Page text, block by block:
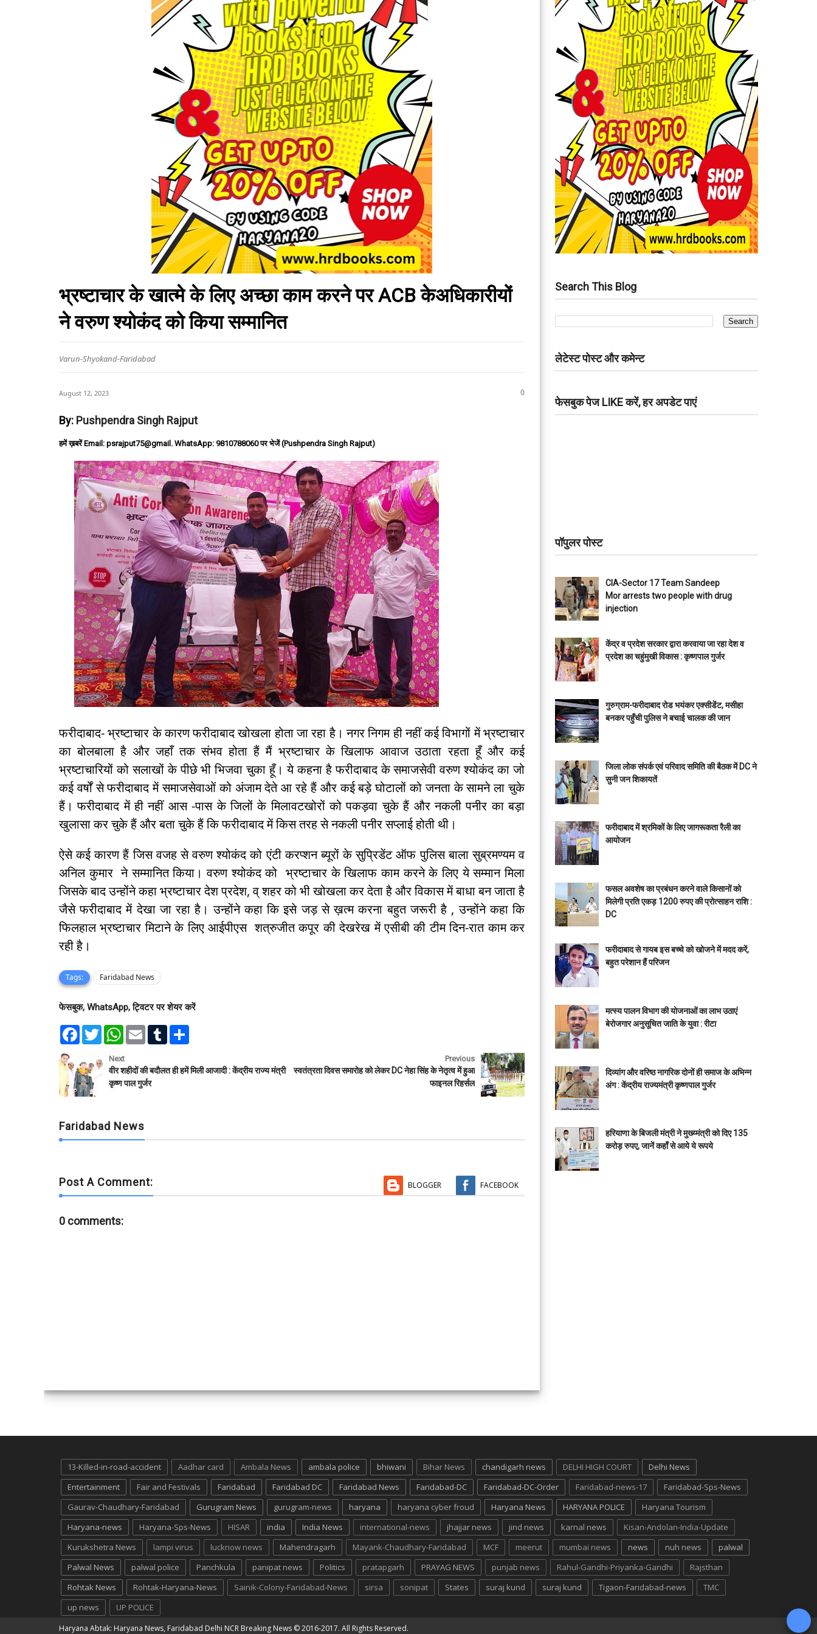
भ्रष्टाचार के खात्मे के लिए अच्छा काम करने पर ACB केअधिकारीयों
ने वरुण श्योकंद को किया सम्मानित
Varun-Shyokand-Faridabad
August 12, 2023 0
By: Pushpendra Singh Rajput
हमें ख़बरें Email: psrajput75@gmail. WhatsApp: 9810788060 पर भेजें (Pushpendra Singh Rajput)
फरीदाबाद- भ्रष्टाचार के कारण फरीदाबाद खोखला होता जा रहा है। नगर निगम ही नहीं कई विभागों में भ्रष्टाचार
का बोलबाला है और जहाँ तक संभव होता हैं मैं भ्रष्टाचार के खिलाफ आवाज उठाता रहता हूँ और कई
भ्रष्टाचारियों को सलाखों के पीछे भी भिजवा चुका हूँ। ये कहना है फरीदाबाद के समाजसेवी वरुण श्योकंद का जो
कई वर्षों से फरीदाबाद में समाजसेवाओं को अंजाम देते आ रहे हैं और कई बड़े घोटालों को जनता के सामने ला चुके
हैं। फरीदाबाद में ही नहीं आस -पास के जिलों के मिलावटखोरों को पकड़वा चुके हैं और नकली पनीर का बड़ा
खुलासा कर चुके हैं और बता चुके हैं कि फरीदाबाद में किस तरह से नकली पनीर सप्लाई होती थी।
ऐसे कई कारण हैं जिस वजह से वरुण श्योकंद को एंटी करप्शन ब्यूरों के सुप्रिडेंट ऑफ पुलिस बाला सुब्रमण्यम व
अनिल कुमार ने सम्मानित किया। वरुण श्योकंद को भ्रष्टाचार के खिलाफ काम करने के लिए ये सम्मान मिला
जिसके बाद उन्होंने कहा भ्रष्टाचार देश प्रदेश, व् शहर को भी खोखला कर देता है और विकास में बाधा बन जाता है
जैसे फरीदाबाद में देखा जा रहा है। उन्होंने कहा कि इसे जड़ से ख़त्म करना बहुत जरूरी है , उन्होंने कहा कि
फिलहाल भ्रष्टाचार मिटाने के लिए आईपीएस शत्रुजीत कपूर की देखरेख में एसीबी की टीम दिन-रात काम कर
रही है।
Tags: Faridabad News
फेसबुक, WhatsApp, ट्विटर पर शेयर करें
F
e
b
o
o
k
T
w
t
t
e
W
t
s
A
p
E
l
T
l
e
Next
वीर शहीदों की बदौलत ही हमें मिली आजादी : केंद्रीय राज्य मंत्री
कृष्ण पाल गुर्जर
Previous
स्वतंत्रता दिवस समारोह को लेकर DC नेहा सिंह के नेतृत्व में हुआ
फाइनल रिहर्सल
Faridabad News
Post A Comment: BLOGGER FACEBOOK
0 comments:
Search This Blog
लेटेस्ट पोस्ट और कमेन्ट
फेसबुक पेज LIKE करें, हर अपडेट पाएं
पॉपुलर पोस्ट
CIA-Sector 17 Team Sandeep
Mor arrests two people with drug
injection
केंद्र व प्रदेश सरकार द्वारा करवाया जा रहा देश व
प्रदेश का चहुंमुखी विकास : कृष्णपाल गुर्जर
गुरुग्राम-फरीदाबाद रोड भयंकर एक्सीडेंट, मसीहा
बनकर पहुँची पुलिस ने बचाई चालक की जान
जिला लोक संपर्क एवं परिवाद समिति की बैठक में DC ने
सुनी जन शिकायतें
फरीदाबाद में श्रमिकों के लिए जागरूकता रैली का
आयोजन
फसल अवशेष का प्रबंधन करने वाले किसानों को
मिलेगी प्रति एकड़ 1200 रुपए की प्रोत्साहन राशि :
DC
फरीदाबाद से गायब इस बच्चे को खोजने में मदद करें,
बहुत परेशान हैं परिजन
मत्स्य पालन विभाग की योजनाओं का लाभ उठाएं
बेरोजगार अनुसूचित जाति के युवा : रीटा
दिव्यांग और वरिष्ठ नागरिक दोनों ही समाज के अभिन्न
अंग : केंद्रीय राज्यमंत्री कृष्णपाल गुर्जर
हरियाणा के बिजली मंत्री ने मुख्य्मंत्री को दिए 135
करोड़ रुपए, जानें कहाँ से आये ये रूपये
13-Killed-in-road-accident Aadhar card Ambala News ambala police bhiwani Bihar News chandigarh news DELHI HIGH COURT
Delhi News
Entertainment
Fair and Festivals Faridabad Faridabad DC Faridabad News Faridabad-DC Faridabad-DC-Order Faridabad-news-17
Faridabad-Sps-News
Gaurav-Chaudhary-Faridabad
Gurugram News gurugram-news haryana haryana cyber froud Haryana News HARYANA POLICE
Haryana Tourism
Haryana-news
Haryana-Sps-News HISAR india India News international-news jhajjar news jind news karnal news
Kisan-Andolan-India-Update
Kurukshetra News
lampi virus lucknow news Mahendragarh Mayank-Chaudhary-Faridabad MCF meerut mumbai news news nuh news
palwal
Palwal News
palwal police Panchkula panipat news Politics pratapgarh PRAYAG NEWS punjab news Rahul-Gandhi-Priyanka-Gandhi
Rajsthan
Rohtak News
Rohtak-Haryana-News Sainik-Colony-Faridabad-News sirsa sonipat States suraj kund suraj kund Tigaon-Faridabad-news
TMC
up news
UP POLICE
Haryana Abtak: Haryana News, Faridabad Delhi NCR Breaking News © 2016-2017. All Rights Reserved.